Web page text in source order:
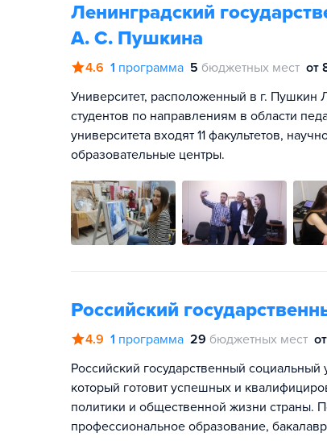
Ленинградский
А. С. Пушкина
4.6 1 программа 5 бюджетных мест от
Университет, расположенный в г. Пушкин
студентов по направлениям в области
университета входят 11 факультетов,
образовательные центры.
Российский
4.9 1 программа 29 бюджетных мест
Российский государственный
который готовит успешных и
политики и общественной жизни страны.
профессиональное образование,